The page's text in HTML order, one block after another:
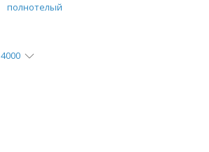
полнотелый
4000